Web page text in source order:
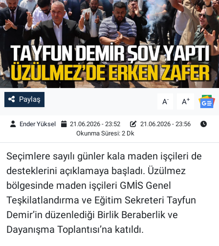
Paylaş A- A+
Ender Yüksel 21.06.2026 - 23:52
21.06.2026 - 23:56
Okunma Süresi: 2 Dk
Seçimlere sayılı günler kala maden işçileri de
desteklerini açıklamaya başladı. Üzülmez
bölgesinde maden işçileri GMİS Genel
Teşkilatlandırma ve Eğitim Sekreteri Tayfun
Demir’in düzenlediği Birlik Beraberlik ve
Dayanışma Toplantısı’na katıldı.